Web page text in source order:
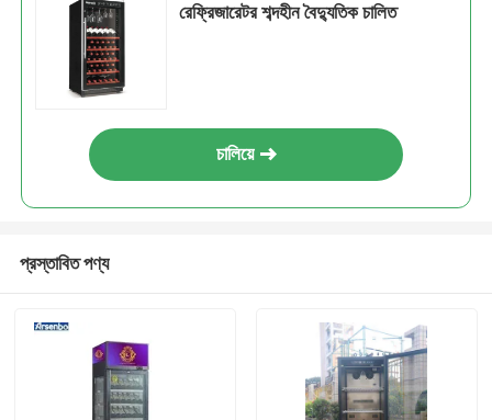
রেফ্রিজারেটর শব্দহীন বৈদ্যুতিক চালিত
চালিয়ে
প্রস্তাবিত পণ্য